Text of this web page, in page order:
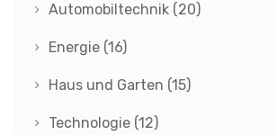
Automobiltechnik (20)
Energie (16)
Haus und Garten (15)
Technologie (12)